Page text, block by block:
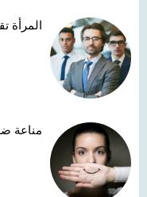
المرأة
مناعة